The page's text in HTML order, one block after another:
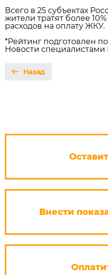
Всего в 25 субъектах
жители тратят более
расходов на оплату ЖКУ.
*Рейтинг подготовлен
Новости специалистами
Назад
Внести